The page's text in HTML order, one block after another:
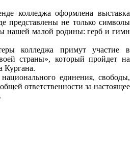
колледжа оформлена выставка
представлены не только символы
нашей малой родины: герб и гимн
колледжа примут участие в
страны», который пройдет на
Кургана.
единения, свободы,
ответственности за настоящее